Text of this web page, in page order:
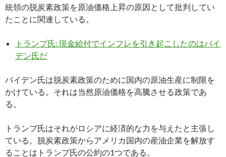
統領の脱炭素政策を原油価格上昇の原因として批判してい
たことに関連している。
トランプ氏: 現金給付でインフレを引き起こしたのはバイ
デン氏だ
バイデン氏は脱炭素政策のために国内の原油生産に制限を
かけている。それは当然原油価格を高騰させる政策であ
る。
トランプ氏はそれがロシアに経済的な力を与えたと主張し
ている。脱炭素政策からアメリカ国内の産油企業を解放す
ることはトランプ氏の公約の1つである。